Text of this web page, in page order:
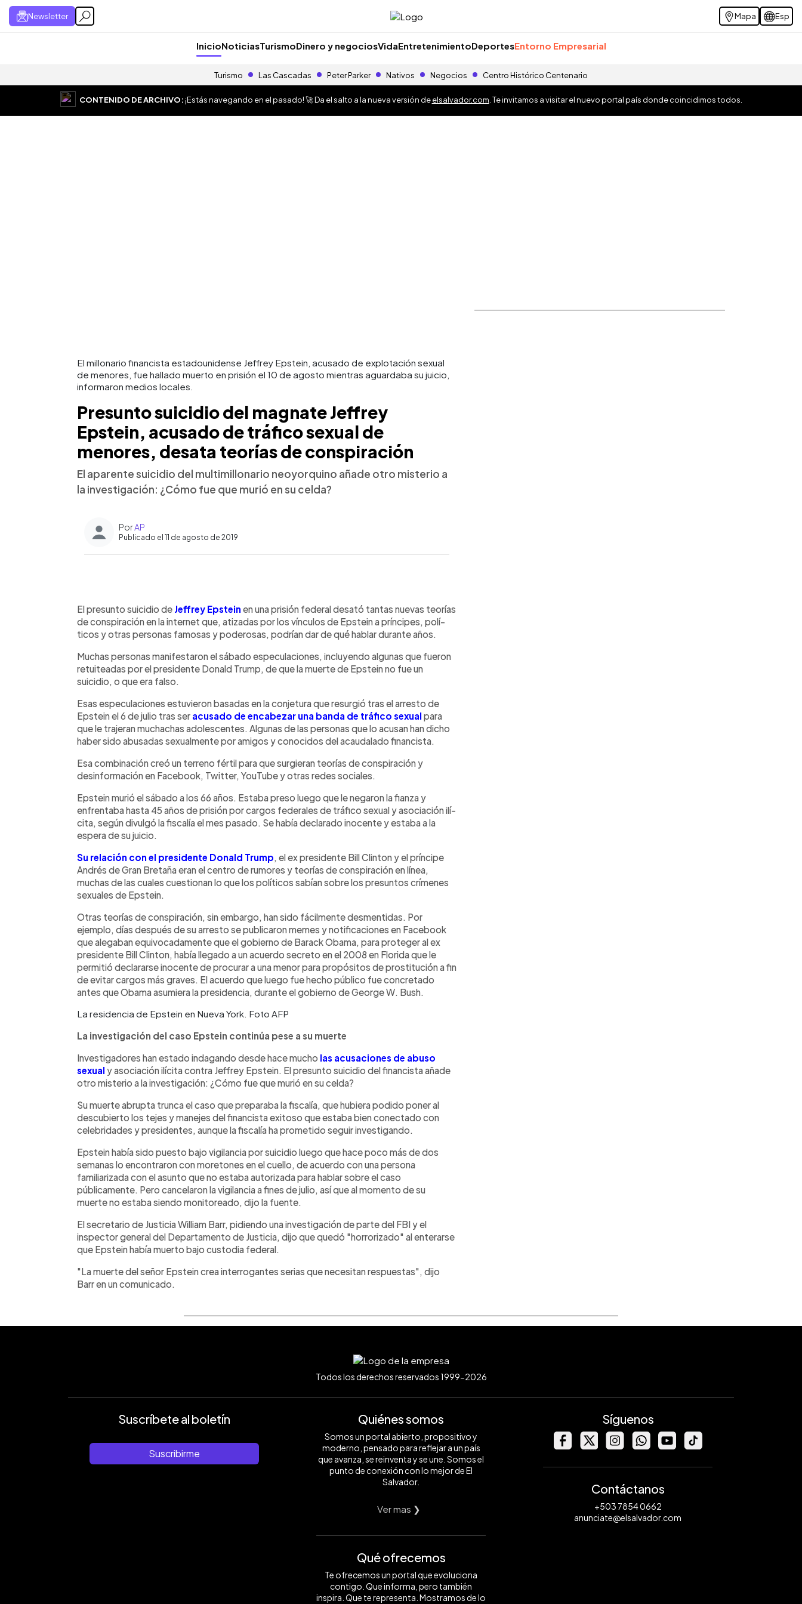
Newsletter Mapa Esp
InicioNoticiasTurismoDinero y negociosVidaEntretenimientoDeportesEntorno Empresarial
Turismo Las Cascadas Peter Parker Nativos Negocios Centro Histórico Centenario
CONTENIDO DE ARCHIVO:¡Estás navegando en el pasado! 🚀 Da el salto a la nueva versión deelsalvador.com . Te invitamos a visitar el nuevo portal país donde coincidimos todos.
El millonario financista estadounidense Jeffrey Epstein, acusado de explotación sexual
de menores, fue hallado muerto en prisión el 10 de agosto mientras aguardaba su juicio,
informaron medios locales.
Presunto suicidio del magnate Jeffrey
Epstein, acusado de tráfico sexual de
menores, desata teorí­as de conspiración
El aparente suicidio del multimillonario neoyorquino añade otro misterio a
la investigación: ¿Cómo fue que murió en su celda?
PorAP
Publicado el 11 de agosto de 2019
► Escuchar artículo
El presunto suicidio de Jeffrey Epstein en una prisión federal desató tantas nuevas teorí­as
de conspiración en la internet que, atizadas por los ví­nculos de Epstein a prí­ncipes, polí­
ticos y otras personas famosas y poderosas, podrían dar de qué hablar durante años.
Muchas personas manifestaron el sábado especulaciones, incluyendo algunas que fueron
retuiteadas por el presidente Donald Trump, de que la muerte de Epstein no fue un
suicidio, o que era falso.
Esas especulaciones estuvieron basadas en la conjetura que resurgió tras el arresto de
Epstein el 6 de julio tras ser acusado de encabezar una banda de tráfico sexual para
que le trajeran muchachas adolescentes. Algunas de las personas que lo acusan han dicho
haber sido abusadas sexualmente por amigos y conocidos del acaudalado financista.
Esa combinación creó un terreno fértil para que surgieran teorí­as de conspiración y
desinformación en Facebook, Twitter, YouTube y otras redes sociales.
Epstein murió el sábado a los 66 años. Estaba preso luego que le negaron la fianza y
enfrentaba hasta 45 años de prisión por cargos federales de tráfico sexual y asociación ilí­
cita, según divulgó la fiscalí­a el mes pasado. Se habí­a declarado inocente y estaba a la
espera de su juicio.
Su relación con el presidente Donald Trump , el ex presidente Bill Clinton y el prí­ncipe
Andrés de Gran Bretaña eran el centro de rumores y teorí­as de conspiración en lí­nea,
muchas de las cuales cuestionan lo que los polí­ticos sabí­an sobre los presuntos crí­menes
sexuales de Epstein.
Otras teorí­as de conspiración, sin embargo, han sido fácilmente desmentidas. Por
ejemplo, dí­as después de su arresto se publicaron memes y notificaciones en Facebook
que alegaban equivocadamente que el gobierno de Barack Obama, para proteger al ex
presidente Bill Clinton, habí­a llegado a un acuerdo secreto en el 2008 en Florida que le
permitió declararse inocente de procurar a una menor para propósitos de prostitución a fin
de evitar cargos más graves. El acuerdo que luego fue hecho público fue concretado
antes que Obama asumiera la presidencia, durante el gobierno de George W. Bush.
La residencia de Epstein en Nueva York. Foto AFP
La investigación del caso Epstein continúa pese a su muerte
Investigadores han estado indagando desde hace mucho las acusaciones de abuso
sexual y asociación ilí­cita contra Jeffrey Epstein. El presunto suicidio del financista añade
otro misterio a la investigación: ¿Cómo fue que murió en su celda?
Su muerte abrupta trunca el caso que preparaba la fiscalí­a, que hubiera podido poner al
descubierto los tejes y manejes del financista exitoso que estaba bien conectado con
celebridades y presidentes, aunque la fiscalí­a ha prometido seguir investigando.
Epstein habí­a sido puesto bajo vigilancia por suicidio luego que hace poco más de dos
semanas lo encontraron con moretones en el cuello, de acuerdo con una persona
familiarizada con el asunto que no estaba autorizada para hablar sobre el caso
públicamente. Pero cancelaron la vigilancia a fines de julio, así­ que al momento de su
muerte no estaba siendo monitoreado, dijo la fuente.
El secretario de Justicia William Barr, pidiendo una investigación de parte del FBI y el
inspector general del Departamento de Justicia, dijo que quedó "horrorizado" al enterarse
que Epstein habí­a muerto bajo custodia federal.
"La muerte del señor Epstein crea interrogantes serias que necesitan respuestas", dijo
Barr en un comunicado.
Todos los derechos reservados 1999-2026
Suscríbete al boletín
Suscribirme
Quiénes somos
Somos un portal abierto, propositivo y
moderno, pensado para reflejar a un país
que avanza, se reinventa y se une. Somos el
punto de conexión con lo mejor de El
Salvador.
Ver mas ❯
Qué ofrecemos
Te ofrecemos un portal que evoluciona
contigo. Que informa, pero también
inspira. Que te representa. Mostramos de lo
Síguenos
Contáctanos
+503 7854 0662
anunciate@elsalvador.com